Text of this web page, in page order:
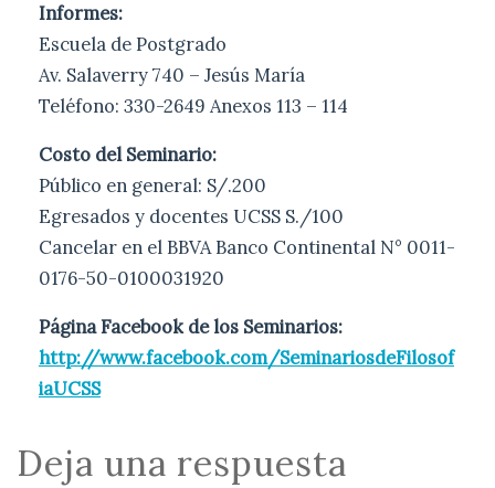
Informes:
Escuela de Postgrado
Av. Salaverry 740 – Jesús María
Teléfono: 330-2649 Anexos 113 – 114
Costo del Seminario:
Público en general: S/.200
Egresados y docentes UCSS S./100
Cancelar en el BBVA Banco Continental N° 0011-
0176-50-0100031920
Página Facebook de los Seminarios:
http://www.facebook.com/SeminariosdeFilosof
iaUCSS
Deja una respuesta